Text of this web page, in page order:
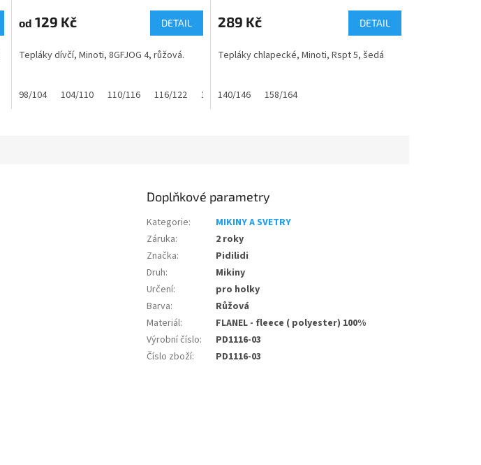
od 129 Kč DETAIL
Tepláky dívčí, Minoti, 8GFJOG 4, růžová.
98/104 104/110 110/116 116/122 122/128 128/134 134/140
289 Kč DETAIL
Tepláky chlapecké, Minoti, Rspt 5, šedá
140/146 158/164
Doplňkové parametry
Kategorie:
MIKINY A SVETRY
Záruka:
2 roky
Značka:
Pidilidi
Druh:
Mikiny
Určení:
pro holky
Barva:
Růžová
Materiál:
FLANEL - fleece ( polyester) 100%
Výrobní číslo:
PD1116-03
Číslo zboží: PD1116-03